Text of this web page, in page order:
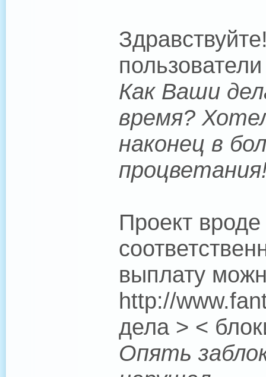
Как Ваши
время?
наконец в
Проект
выплату
http://
дела > <
Опять